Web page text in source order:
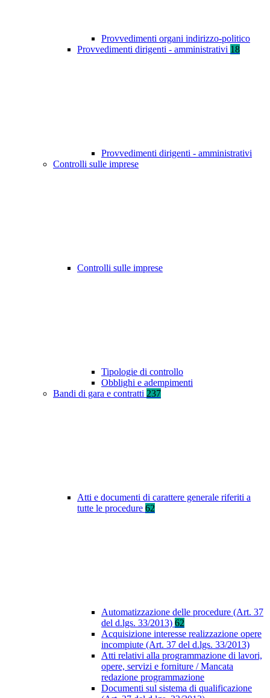
Provvedimenti organi indirizzo-politico
Provvedimenti dirigenti - amministrativi 18
Provvedimenti dirigenti - amministrativi
Controlli sulle imprese
Controlli sulle imprese
Tipologie di controllo
Obblighi e adempimenti
Bandi di gara e contratti 237
Atti e documenti di carattere generale riferiti a
tutte le procedure 62
Automatizzazione delle procedure (Art. 37
del d.lgs. 33/2013) 62
Acquisizione interesse realizzazione opere
incompiute (Art. 37 del d.lgs. 33/2013)
Atti relativi alla programmazione di lavori,
opere, servizi e forniture / Mancata
redazione programmazione
Documenti sul sistema di qualificazione